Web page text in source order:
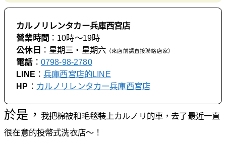
カルノリレンタカー兵庫西宮店
營業時間 ：10時〜19時
公休日 ：星期三・星期六 （來店前請直接聯絡店家）
電話： 0798-98-2780
LINE ：兵庫西宮店的LINE
HP ： カルノリレンタカー兵庫西宮店
於是， 我把棉被和毛毯裝上カルノリ的車，去了最近一直
很在意的投幣式洗衣店〜！